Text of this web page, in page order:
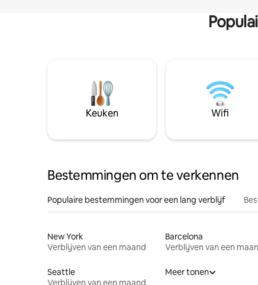
Keuken Wifi
Bestemmingen om te verkennen
Populaire bestemmingen voor een lang verblijf
New York
Verblijven van een maand
Barcelona
Verblijven van een
Seattle
Verblijven van een maand
Meer tonen